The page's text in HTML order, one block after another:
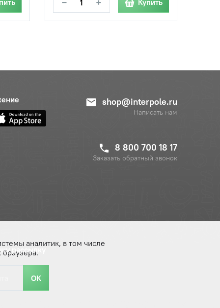
Купить
shop@interpole.ru
Написать нам
8 800 700 18 17
Заказать обратный звонок
рассылку
ОК
аналитик, в том числе
браузера.